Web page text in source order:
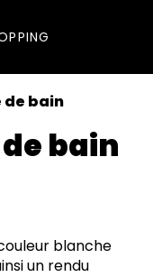
de bain
bain
blanche
un rendu